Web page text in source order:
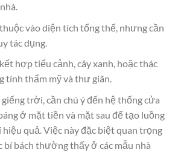
vào diện tích tổng thể, nhưng cần
tác dụng.
hợp tiểu cảnh, cây xanh, hoặc thác
tính thẩm mỹ và thư giãn.
trời, cần chú ý đến hệ thống cửa
ở mặt tiền và mặt sau để tạo luồng
quả. Việc này đặc biệt quan trọng
bí bách thường thấy ở các mẫu nhà